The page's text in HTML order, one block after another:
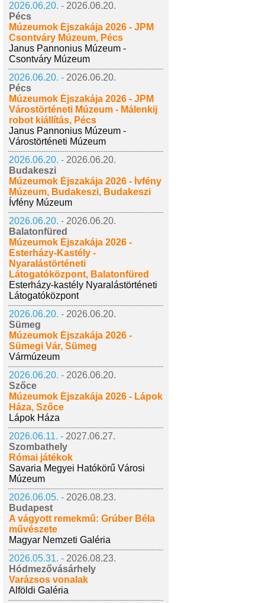
2026.06.20. - 2026.06.20.
Pécs
Múzeumok Éjszakája 2026 - JPM
Csontváry Múzeum, Pécs
Janus Pannonius Múzeum -
Csontváry Múzeum
2026.06.20. - 2026.06.20.
Pécs
Múzeumok Éjszakája 2026 - JPM
Várostörténeti Múzeum - Málenkij
robot kiállítás, Pécs
Janus Pannonius Múzeum -
Várostörténeti Múzeum
2026.06.20. - 2026.06.20.
Budakeszi
Múzeumok Éjszakája 2026 - Ívfény
Múzeum, Budakeszi, Budakeszi
Ívfény Múzeum
2026.06.20. - 2026.06.20.
Balatonfüred
Múzeumok Éjszakája 2026 -
Esterházy-Kastély -
Nyaralástörténeti
Látogatóközpont, Balatonfüred
Esterházy-kastély Nyaralástörténeti
Látogatóközpont
2026.06.20. - 2026.06.20.
Sümeg
Múzeumok Éjszakája 2026 -
Sümegi Vár, Sümeg
Vármúzeum
2026.06.20. - 2026.06.20.
Szőce
Múzeumok Éjszakája 2026 - Lápok
Háza, Szőce
Lápok Háza
2026.06.11. - 2027.06.27.
Szombathely
Római játékok
Savaria Megyei Hatókörű Városi
Múzeum
2026.06.05. - 2026.08.23.
Budapest
A vágyott remekmű: Grúber Béla
művészete
Magyar Nemzeti Galéria
2026.05.31. - 2026.08.23.
Hódmezővásárhely
Varázsos vonalak
Alföldi Galéria